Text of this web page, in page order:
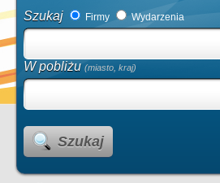
Szukaj Firmy Wydarzenia
W pobliżu (miasto, kraj)
Szukaj